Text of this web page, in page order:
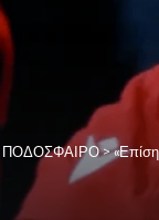
ΠΟΔΟΣΦΑΙΡΟ>